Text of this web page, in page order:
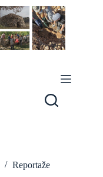
Reportaže